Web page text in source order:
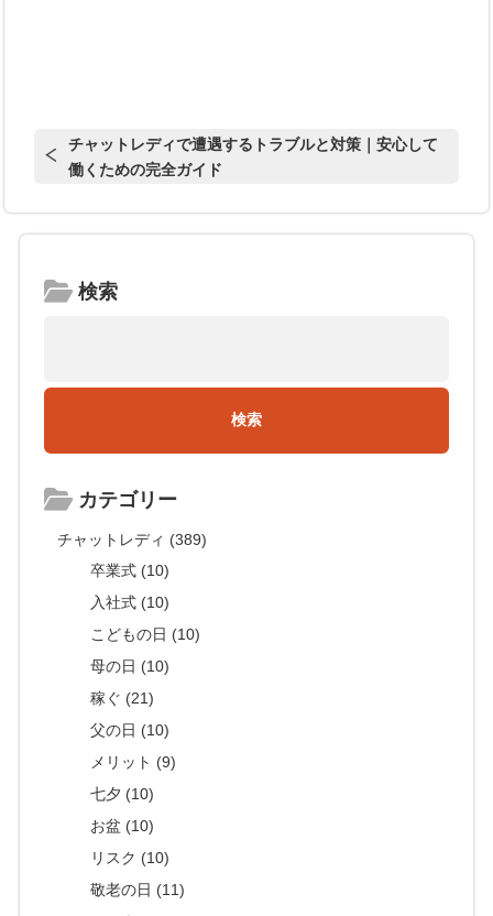
チャットレディで遭遇するトラブルと対策｜安心して
働くための完全ガイド
検索
カテゴリー
チャットレディ (389)
卒業式 (10)
入社式 (10)
こどもの日 (10)
母の日 (10)
稼ぐ (21)
父の日 (10)
メリット (9)
七夕 (10)
お盆 (10)
リスク (10)
敬老の日 (11)